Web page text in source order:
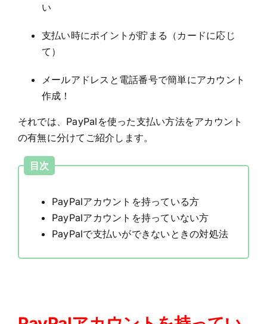
い
支払い時にポイントが貯まる（カードに応じ
て）
メールアドレスと電話番号で簡単にアカウント
作成！
それでは、PayPalを使った支払い方法をアカウント
の有無に分けてご紹介します。
目次
PayPalアカウントを持っている方
PayPalアカウントを持っていない方
PayPalで支払いができないときの対処法